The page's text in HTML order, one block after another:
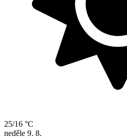
25/16 °C
neděle 9. 8.